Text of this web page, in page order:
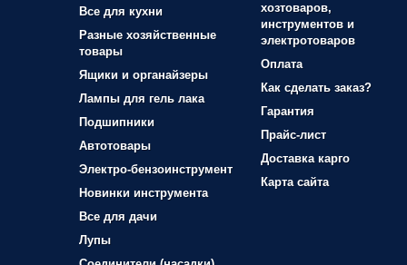
Все для кухни
Разные хозяйственные
товары
Ящики и органайзеры
Лампы для гель лака
Подшипники
Автотовары
Электро-бензоинструмент
Новинки инструмента
Все для дачи
Лупы
хозтоваров,
инструментов и
электротоваров
Оплата
Как сделать заказ?
Гарантия
Прайс-лист
Доставка карго
Карта сайта